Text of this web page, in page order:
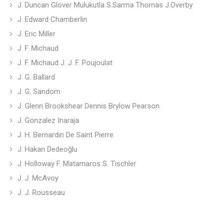
J. Duncan Glover Mulukutla S.Sarma Thomas J.Overby
J. Edward Chamberlin
J. Eric Miller
J. F. Michaud
J. F. Michaud J. J. F. Poujoulat
J. G. Ballard
J. G. Sandom
J. Glenn Brookshear Dennis Brylow Pearson
J. Gonzalez Inaraja
J. H. Bernardin De Saint Pierre
J. Hakan Dedeoğlu
J. Holloway F. Matamaros S. Tischler
J. J. McAvoy
J. J. Rousseau